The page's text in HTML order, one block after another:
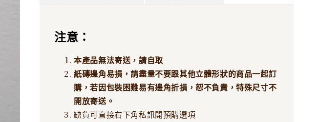
注意：
本產品無法寄送，請自取
紙磚邊角易損，請盡量不要跟其他立體形狀的商品一起訂
購，若因包裝困難易有邊角折損，恕不負責，特殊尺寸不
開放寄送。
缺貨可直接右下角私訊開預購選項